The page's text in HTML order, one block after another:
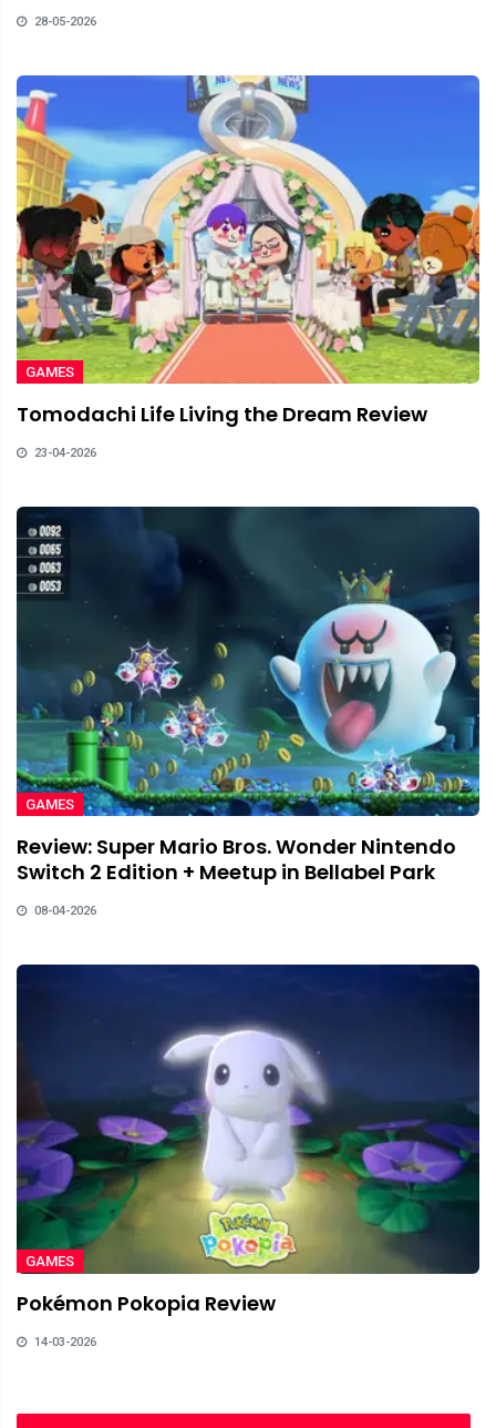
28-05-2026
GAMES
Tomodachi Life Living the Dream Review
23-04-2026
GAMES
Review: Super Mario Bros. Wonder Nintendo
Switch 2 Edition + Meetup in Bellabel Park
08-04-2026
GAMES
Pokémon Pokopia Review
14-03-2026